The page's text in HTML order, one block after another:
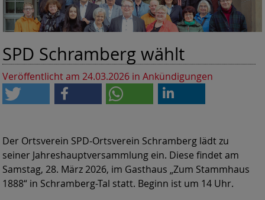
SPD Schramberg wählt
Veröffentlicht am 24.03.2026 in Ankündigungen
Der Ortsverein SPD-Ortsverein Schramberg lädt zu
seiner Jahreshauptversammlung ein. Diese findet am
Samstag, 28. März 2026, im Gasthaus „Zum Stammhaus
1888“ in Schramberg-Tal statt. Beginn ist um 14 Uhr.